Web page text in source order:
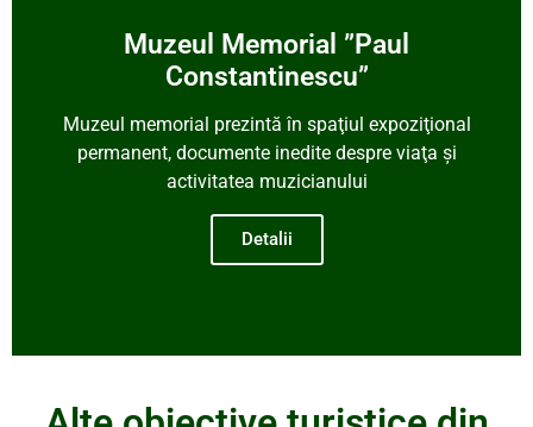
Muzeul Memorial ”Paul
Constantinescu”
Muzeul memorial prezintă în spaţiul expoziţional
permanent, documente inedite despre viaţa şi
activitatea muzicianului
Detalii